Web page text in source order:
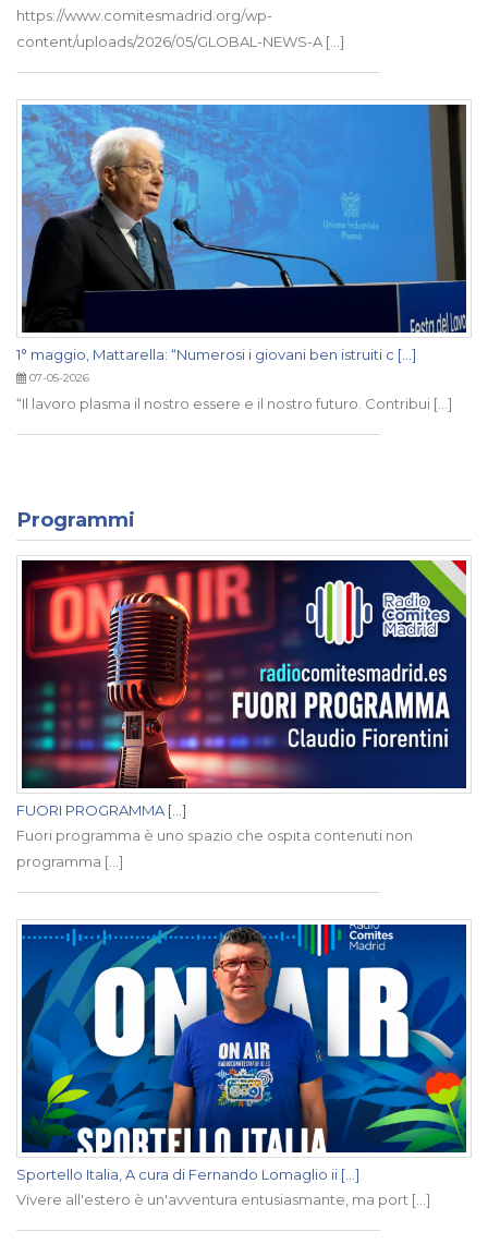
https://www.comitesmadrid.org/wp-
content/uploads/2026/05/GLOBAL-NEWS-A [...]
1° maggio, Mattarella: “Numerosi i giovani ben istruiti c [...]
07-05-2026
“Il lavoro plasma il nostro essere e il nostro futuro. Contribui [...]
Programmi
FUORI PROGRAMMA [...]
Fuori programma è uno spazio che ospita contenuti non
programma [...]
Sportello Italia, A cura di Fernando Lomaglio ii [...]
Vivere all'estero è un'avventura entusiasmante, ma port [...]